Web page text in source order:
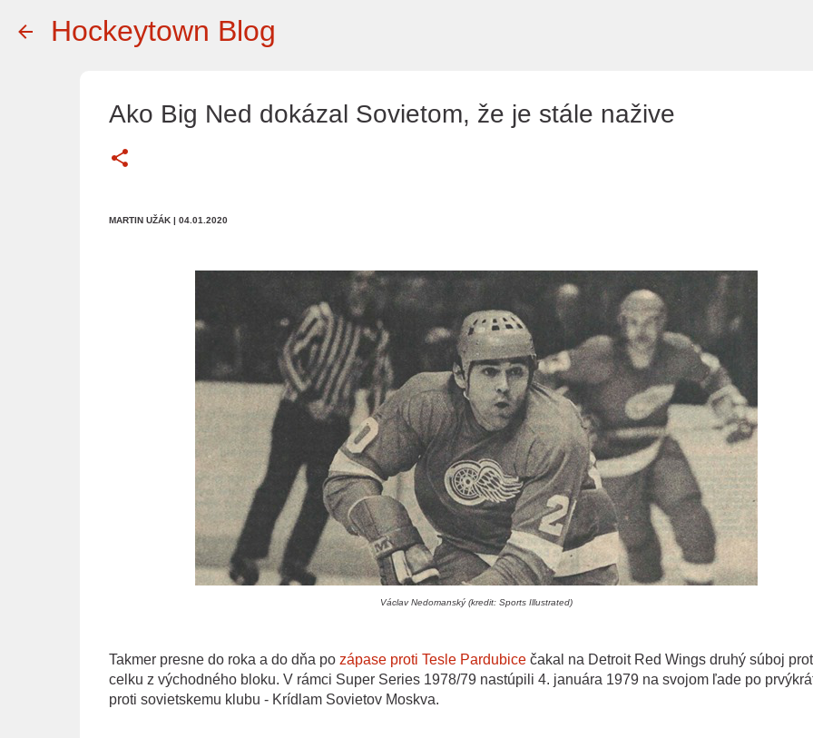
Hockeytown Blog
Ako Big Ned dokázal Sovietom, že je stále nažive
MARTIN UŽÁK | 04.01.2020
Václav Nedomanský (kredit: Sports Illustrated)
Takmer presne do roka a do dňa po zápase proti Tesle Pardubicečakal na Detroit Red Wings druhý súboj
celku z východného bloku. V rámci Super Series 1978/79 nastúpili 4. januára 1979 na svojom ľade po
proti sovietskemu klubu - Krídlam Sovietov Moskva.